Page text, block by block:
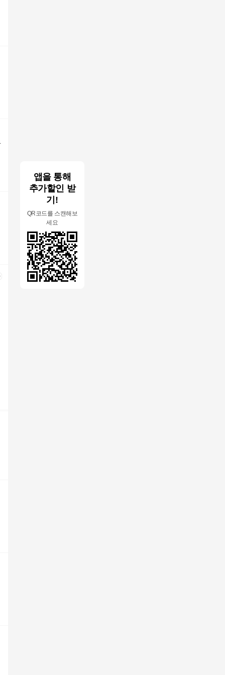
앱을 통해
추가할인 받
기!
QR코드를 스캔해보
세요